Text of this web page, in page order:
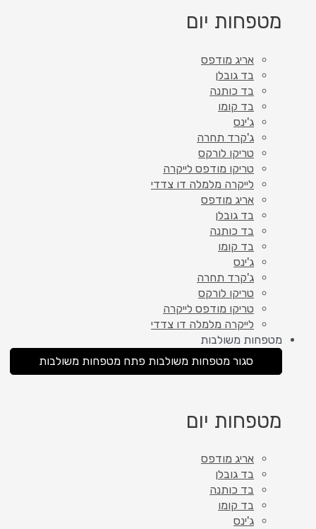
מטפחות יום
אריג מודפס
בד גובלן
בד כותנה
בד קומו
ג'ינס
ג'קרד תחרה
טריקו לורקס
טריקו מודפס לייקרה
לייקרה מלמלה דו צדדי
אריג מודפס
בד גובלן
בד כותנה
בד קומו
ג'ינס
ג'קרד תחרה
טריקו לורקס
טריקו מודפס לייקרה
לייקרה מלמלה דו צדדי
מטפחות משולבות
סגור מטפחות משולבות פתח מטפחות משולבות
מטפחות יום
אריג מודפס
בד גובלן
בד כותנה
בד קומו
ג'ינס